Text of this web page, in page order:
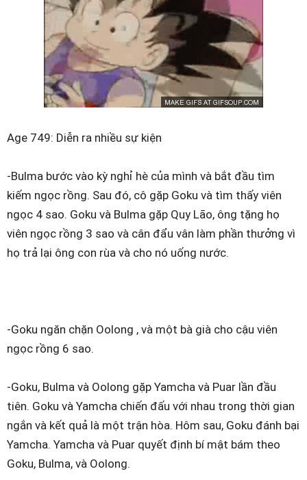
Age 749: Diễn ra nhiều sự kiện
-Bulma bước vào kỳ nghỉ hè của mình và bắt đầu tìm
kiếm ngọc rồng. Sau đó, cô gặp Goku và tìm thấy viên
ngọc 4 sao. Goku và Bulma gặp Quy Lão, ông tặng họ
viên ngọc rồng 3 sao và cân đẩu vân làm phần thưởng vì
họ trả lại ông con rùa và cho nó uống nước.
-Goku ngăn chặn Oolong , và một bà già cho cậu viên
ngọc rồng 6 sao.
-Goku, Bulma và Oolong gặp Yamcha và Puar lần đầu
tiên. Goku và Yamcha chiến đấu với nhau trong thời gian
ngắn và kết quả là một trận hòa. Hôm sau, Goku đánh bại
Yamcha. Yamcha và Puar quyết định bí mật bám theo
Goku, Bulma, và Oolong.